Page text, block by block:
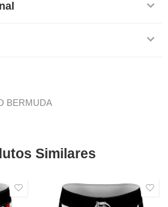
BERMUDA
Similares
SALE